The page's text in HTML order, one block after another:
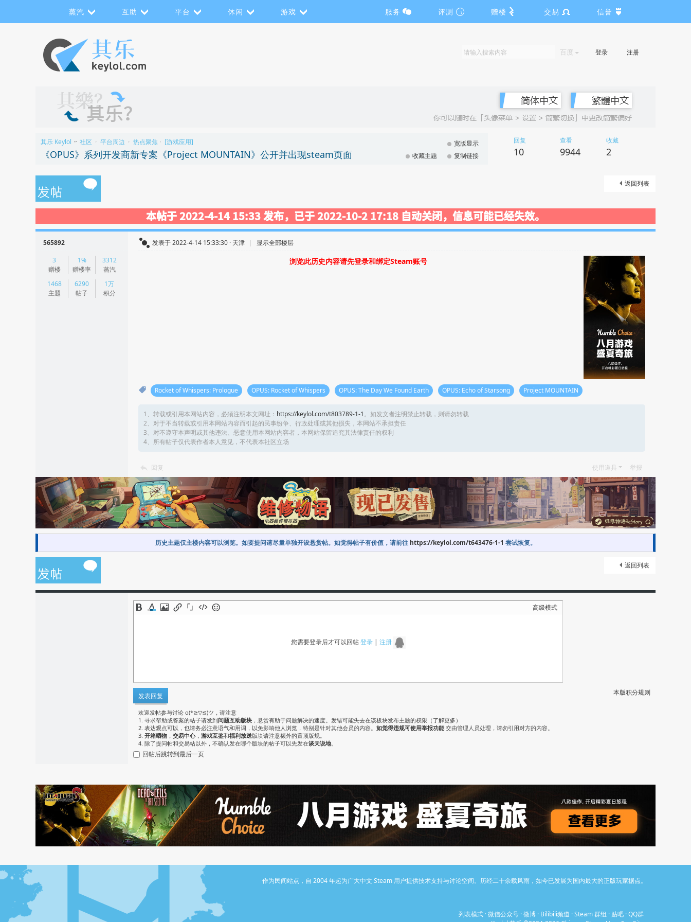
蒸汽 互助 平台 休闲 游戏 服务 评测 赠楼 交易 信誉
百度 登录 注册
其乐 Keylol >> 社区 › 平台周边 › 热点聚焦 › [游戏应用]
《OPUS》系列开发商新专案《Project MOUNTAIN》公开并出现steam页面
宽版显示
收藏主题
复制链接
回复
10
查看
9944
收藏
2
返回列表
本帖于 2022-4-14 15:33 发布，已于 2022-10-2 17:18 自动关闭，信息可能已经失效。
565892
3
赠楼
1%
赠楼率
3312
蒸汽
1468
主题
6290
帖子
1万
积分
发表于 2022-4-14 15:33:30 · 天津 |
显示全部楼层
浏览此历史内容请先登录和绑定Steam账号
Rocket of Whispers: Prologue OPUS: Rocket of Whispers OPUS: The Day We Found Earth OPUS: Echo of Starsong Project MOUNTAIN
1、转载或引用本网站内容，必须注明本文网址： https://keylol.com/t803789-1-1。如发文者注明禁止转载，则请勿转载
2、对于不当转载或引用本网站内容而引起的民事纷争、行政处理或其他损失，本网站不承担责任
3、对不遵守本声明或其他违法、恶意使用本网站内容者，本网站保留追究其法律责任的权利
4、所有帖子仅代表作者本人意见，不代表本社区立场
回复 使用道具 举报
历史主题仅主楼内容可以浏览。如要提问请尽量单独开设悬赏帖。如觉得帖子有价值，请前往 https://keylol.com/t643476-1-1 尝试恢复。
返回列表
高级模式
您需要登录后才可以回帖登录| 注册
本版积分规则
发表回复
欢迎发帖参与讨论 o(*≧▽≦)ツ，请注意
1. 寻求帮助或答案的帖子请发到问题互助版块 ，悬赏有助于问题解决的速度。发错可能失去在该板块发布主题的权限（ 了解更多 ）
2. 表达观点可以，也请务必注意语气和用词，以免影响他人浏览，特别是针对其他会员的内容。 如觉得违规可使用举报功能 交由管理人员处理，请勿引用对方的内容。
3. 开箱晒物 ， 交易中心， 游戏互鉴和福利放送版块请注意额外的置顶版规。
4. 除了提问帖和交易帖以外，不确认发在哪个版块的帖子可以先发在谈天说地。
回帖后跳转到最后一页
作为民间站点，自 2004 年起为广大中文 Steam 用户提供技术支持与讨论空间。历经二十余载风雨，如今已发展为国内最大的正版玩家据点。
列表模式 ·微信公众号 ·微博 · Bilibili频道 ·Steam 群组 · 贴吧 ·QQ群